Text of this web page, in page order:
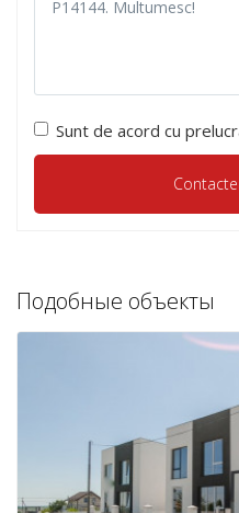
Sunt de acord cu
Подобные объекты